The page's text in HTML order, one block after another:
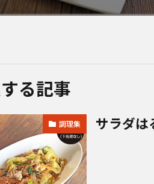
る記事
調理集 サラダは